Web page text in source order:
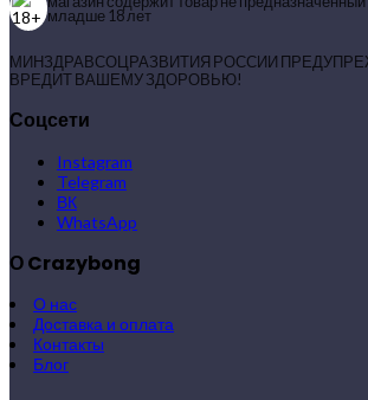
младше 18 лет
МИНЗДРАВСОЦРАЗВИТИЯ РОССИИ
ВРЕДИТ ВАШЕМУ ЗДОРОВЬЮ!
Соцсети
Instagram
Telegram
ВК
WhatsApp
О Crazybong
О нас
Доставка и оплата
Контакты
Блог